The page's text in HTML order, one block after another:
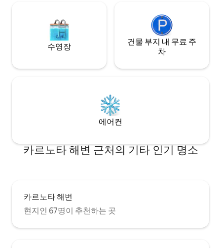
수영장
건물 부지 내 무료 주
차
에어컨
카르노타 해변 근처의 기타 인기 명소
카르노타 해변
현지인 67명이 추천하는 곳